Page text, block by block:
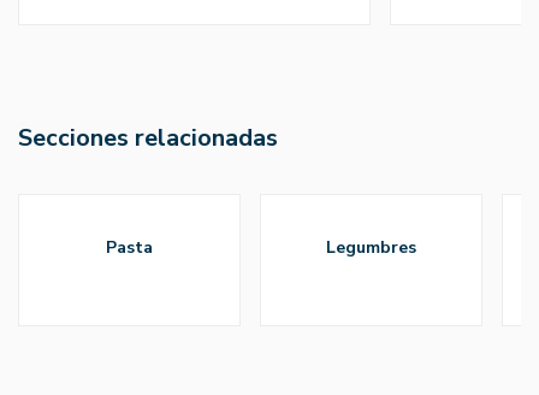
Secciones relacionadas
pasta legumbres